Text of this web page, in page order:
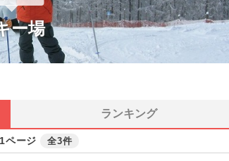
ー場
ランキング
ページ 全3件